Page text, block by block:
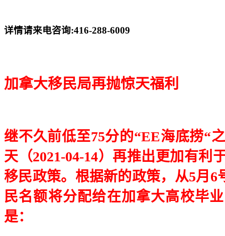
详情请来电咨询:416-288-6009
加拿大移民局再抛惊天福利
继不久前低至75分的“EE海底捞“
天（2021-04-14）再推出更加有利
移民政策。根据新的政策，从5月 6
民名额将分配给在加拿大高校毕
是：